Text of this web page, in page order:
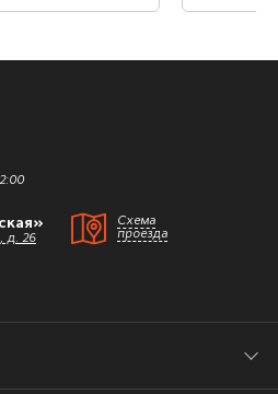
д. 26
Схема
проезда